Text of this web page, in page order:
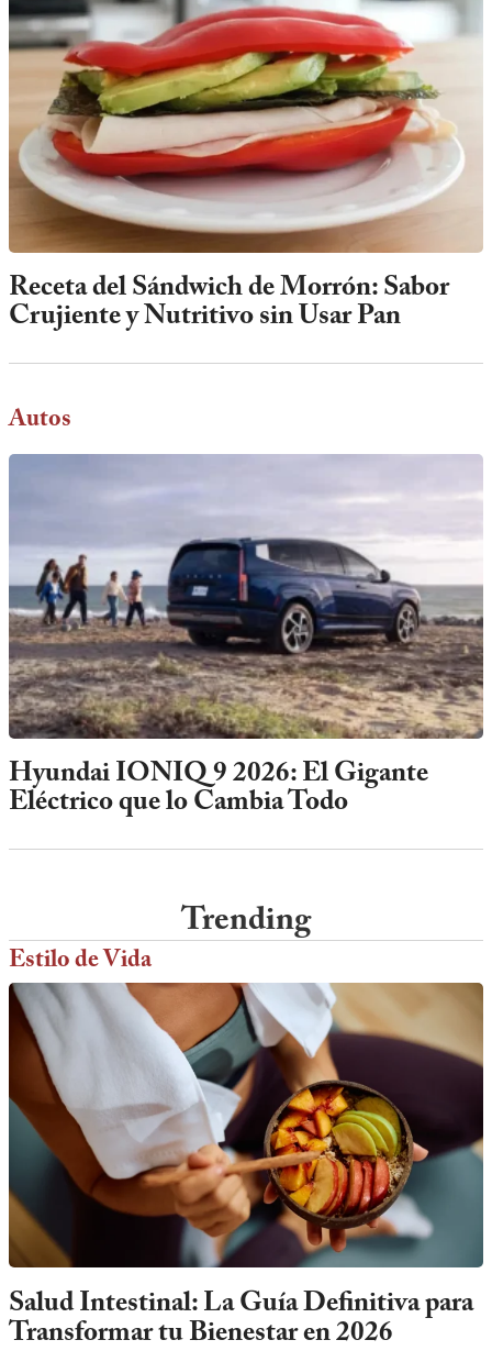
Receta del Sándwich de Morrón: Sabor
Crujiente y Nutritivo sin Usar Pan
Autos
Hyundai IONIQ 9 2026: El Gigante
Eléctrico que lo Cambia Todo
Trending
Estilo de Vida
Salud Intestinal: La Guía Definitiva para
Transformar tu Bienestar en 2026